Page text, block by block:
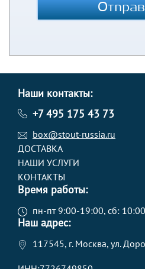
Наши контакты:
+7 495 175 43 73
box@stout-russia.ru
ДОСТАВКА
НАШИ УСЛУГИ
КОНТАКТЫ
Время работы:
пн-пт 9:00-19:00, сб:
Наш адрес:
117545, г. Москва, ул.